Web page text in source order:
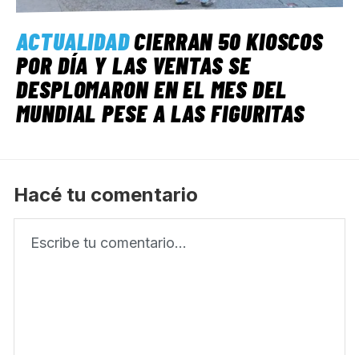
ACTUALIDADCIERRAN 50 KIOSCOS
POR DÍA Y LAS VENTAS SE
DESPLOMARON EN EL MES DEL
MUNDIAL PESE A LAS FIGURITAS
Hacé tu comentario